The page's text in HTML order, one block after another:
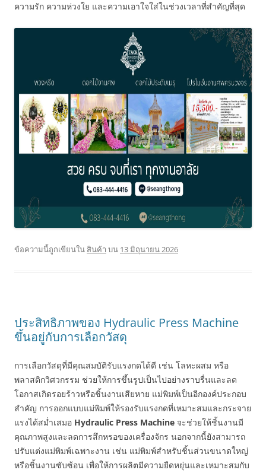
ความรัก ความห่วงใย และความเอาใจใส่ในช่วงเวลาที่สำคัญที่สุด
ข้อความนี้ถูกเขียนใน สินค้า บน 13 มิถุนายน 2026
ประสิทธิภาพของ Hydraulic Press Machine
ขึ้นอยู่กับการเลือกวัสดุ
การเลือกวัสดุที่มีคุณสมบัติรับแรงกดได้ดี เช่น โลหะผสม หรือ
พลาสติกวิศวกรรม ช่วยให้การขึ้นรูปเป็นไปอย่างราบรื่นและลด
โอกาสเกิดรอยร้าวหรือชิ้นงานเสียหาย แม่พิมพ์เป็นอีกองค์ประกอบ
สำคัญ การออกแบบแม่พิมพ์ให้รองรับแรงกดที่เหมาะสมและกระจาย
แรงได้สม่ำเสมอ Hydraulic Press Machine จะช่วยให้ชิ้นงานมี
คุณภาพสูงและลดการสึกหรอของเครื่องจักร นอกจากนี้ยังสามารถ
ปรับแต่งแม่พิมพ์เฉพาะงาน เช่น แม่พิมพ์สำหรับชิ้นส่วนขนาดใหญ่
หรือชิ้นงานซับซ้อน เพื่อให้การผลิตมีความยืดหยุ่นและเหมาะสมกับ